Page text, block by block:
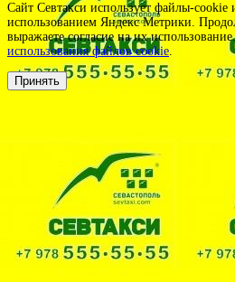
Сайт Севтакси использует файлы-cookie
использованием Яндекс Метрики.
выражаете согласие на их
использования файлов cookie.
Принять